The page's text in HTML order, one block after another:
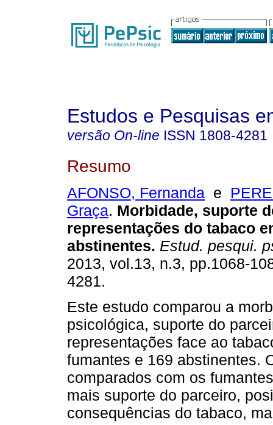
Estudos e Pesquisas
versão On-line ISSN 1808-4281
Resumo
AFONSO, Fernanda e
Graça. Morbidade, suporte
representações do tabaco
abstinentes. Estud. pesqui.
2013, vol.13, n.3, pp.1068-
4281.
Este estudo comparou a
psicológica, suporte do
representações face ao
fumantes e 169 abstinentes.
comparados com os
mais suporte do parceiro,
consequências do tabaco,